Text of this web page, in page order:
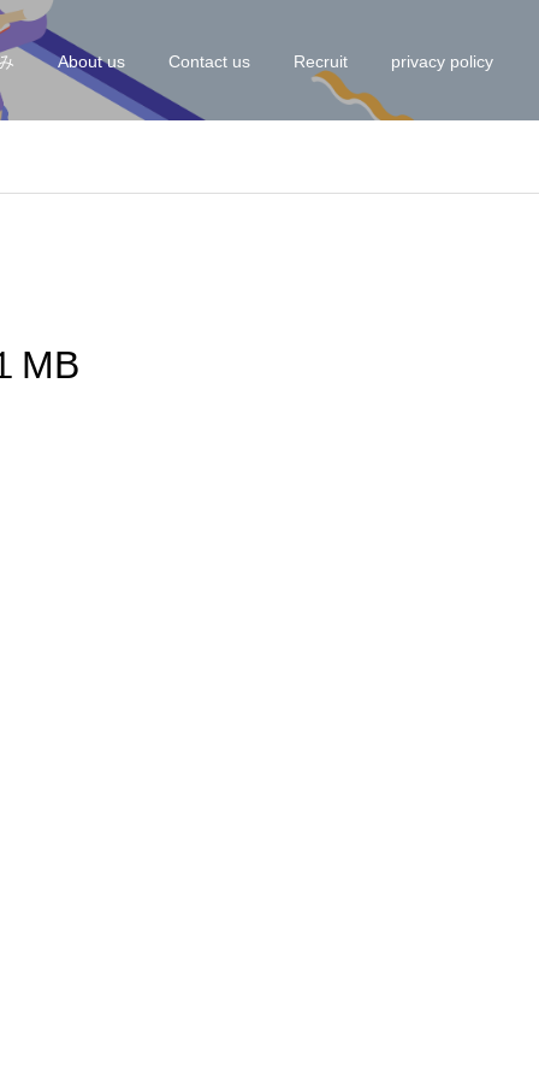
About us Contact us Recruit privacy policy
MB